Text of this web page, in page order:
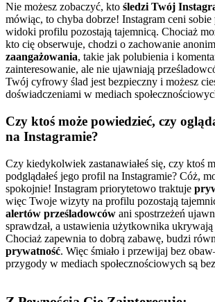
Nie możesz zobaczyć, kto śledzi Twój
mówiąc, to chyba dobrze! Instagram ceni sobie
widoki profilu pozostają tajemnicą. Chociaż
kto cię obserwuje, chodzi o zachowanie
zaangażowania, takie jak polubienia i
zainteresowanie, ale nie ujawniają
Twój cyfrowy ślad jest bezpieczny i możesz
doświadczeniami w mediach
Czy ktoś może powiedzieć, czy
na Instagramie?
Czy kiedykolwiek zastanawiałeś się, czy ktoś
podglądałeś jego profil na Instagramie? Cóż,
spokojnie! Instagram priorytetowo traktuje
więc Twoje wizyty na profilu pozostają
alertów prześladowców ani spostrzeżeń
sprawdzał, a ustawienia użytkownika
Chociaż zapewnia to dobrą zabawę, budzi
prywatność. Więc śmiało i przewijaj bez
przygody w mediach społecznościowych są